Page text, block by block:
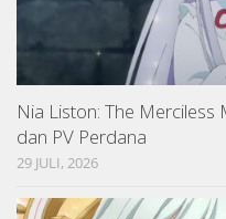
Nia Liston: The Merciless
dan PV Perdana
29 JULI, 2026